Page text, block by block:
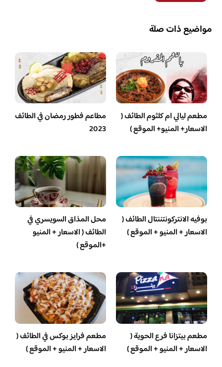
مواضيع ذات صلة
مطعم ليالي ام كلثوم الطائف (
الاسعار+ المنيو+ الموقع )
مطاعم فطور رمضان في الطائف
2023
بوفيه الانتركونتننتال الطائف (
الاسعار + المنيو + الموقع )
محل المذاق السويسري في
الطائف ( الاسعار + المنيو
+الموقع )
مطعم بيتزانا فرع الحوية (
الاسعار + المنيو + الموقع )
مطعم فرايز بوكس في الطائف (
الاسعار + المنيو + الموقع )